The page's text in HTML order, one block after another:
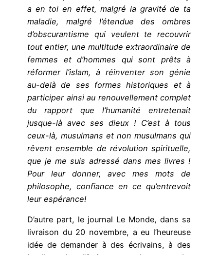
a en toi en effet, malgré la gravité de ta
maladie, malgré l’étendue des ombres
d’obscurantisme qui veulent te recouvrir
tout entier, une multitude extraordinaire de
femmes et d’hommes qui sont prêts à
réformer l’islam, à réinventer son génie
au-delà de ses formes historiques et à
participer ainsi au renouvellement complet
du rapport que l’humanité entretenait
jusque-là avec ses dieux ! C’est à tous
ceux-là, musulmans et non musulmans qui
rêvent ensemble de révolution spirituelle,
que je me suis adressé dans mes livres !
Pour leur donner, avec mes mots de
philosophe, confiance en ce qu’entrevoit
leur espérance!
D’autre part, le journal Le Monde, dans sa
livraison du 20 novembre, a eu l’heureuse
idée de demander à des écrivains, à des